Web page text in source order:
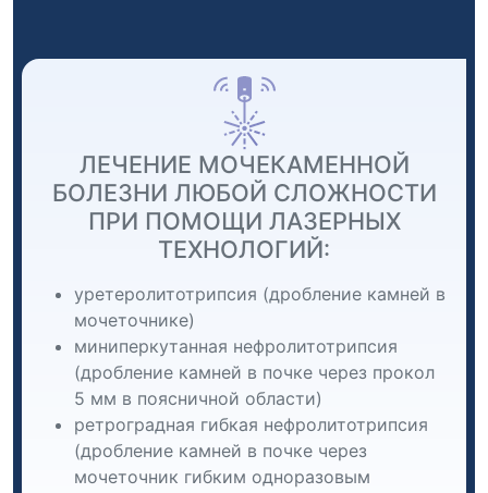
ЛЕЧЕНИЕ МОЧЕКАМЕННОЙ
БОЛЕЗНИ ЛЮБОЙ СЛОЖНОСТИ
ПРИ ПОМОЩИ ЛАЗЕРНЫХ
ТЕХНОЛОГИЙ:
уретеролитотрипсия (дробление камней в
мочеточнике)
миниперкутанная нефролитотрипсия
(дробление камней в почке через прокол
5 мм в поясничной области)
ретроградная гибкая нефролитотрипсия
(дробление камней в почке через
мочеточник гибким одноразовым